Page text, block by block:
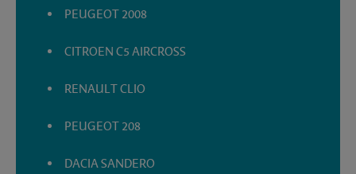
PEUGEOT 2008
CITROEN C5 AIRCROSS
RENAULT CLIO
PEUGEOT 208
DACIA SANDERO